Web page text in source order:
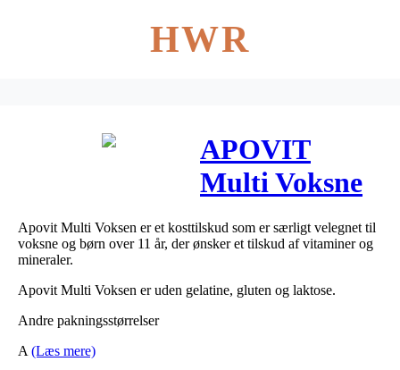
HWR
APOVIT
Multi Voksne
200 stk
Apovit Multi Voksen er et kosttilskud som er særligt velegnet til
voksne og børn over 11 år, der ønsker et tilskud af vitaminer og
mineraler.
Apovit Multi Voksen er uden gelatine, gluten og laktose.
Andre pakningsstørrelser
A (Læs mere)